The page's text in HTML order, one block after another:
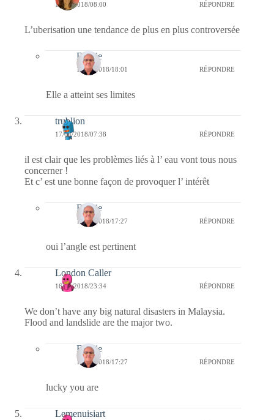
18/04/2018/08:00 RÉPONDRE
L’uberisation une tendance de plus en plus controversée
Bernie
18/04/2018/18:01 RÉPONDRE
Elle a atteint ses limites
trublion
17/04/2018/07:38 RÉPONDRE
il est clair que les problèmes liés à l’ eau vont tous nous
concerner !
Et c’ est une bonne façon de provoquer l’ intérêt
Bernie
17/04/2018/17:27 RÉPONDRE
oui l’angle est pertinent
London Caller
16/04/2018/23:34 RÉPONDRE
We don’t have any big natural disasters in Malaysia.
Flood and landslide are the major two.
Bernie
17/04/2018/17:27 RÉPONDRE
lucky you are
Lemenuisiart